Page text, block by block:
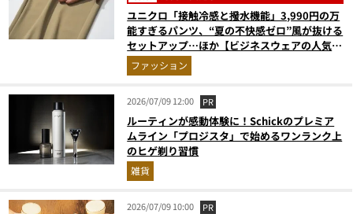
ユニクロ「接触冷感と撥水機能」3,990円の万
能すぎるパンツ、“夏の不快感ゼロ”風が抜ける
セットアップ…ほか【ビジネスウェアの人気記
事ランキングベスト3】（2026年6月版）
ファッション
2026/07/09 12:00 PR
ルーティンが感動体験に！Schickのプレミア
ムライン「プロジスタ」で始めるワンランク上
のヒゲ剃り習慣
雑貨
2026/07/09 10:00 PR